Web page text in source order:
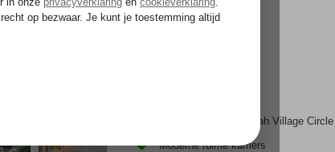
Gelegen in de Jumeirah Village Circle
Moderne ruime kamers